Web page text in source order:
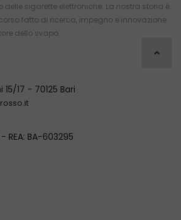
delle sigarette elettroniche. La nostra storia è
fatto di ricerca, impegno e innovazione
dello svapo.
17 - 70125 Bari
REA: BA-603295